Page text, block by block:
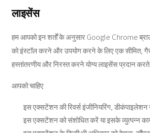
लाइसेंस
हम आपको इन शर्तों के अनुसार Google Chrome
को इंस्टॉल करने और उपयोग करने के लिए एक सीमित,
हस्तांतरणीय और निरस्त करने योग्य लाइसेंस प्रदान
आपको चाहिए
इस एक्सटेंशन की रिवर्स इंजीनियरिंग,
इस एक्सटेंशन को संशोधित करें या इसके व्युत्पन्न